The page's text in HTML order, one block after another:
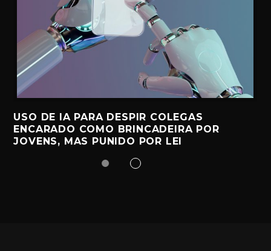
USO DE IA PARA DESPIR COLEGAS
ENCARADO COMO BRINCADEIRA POR
JOVENS, MAS PUNIDO POR LEI